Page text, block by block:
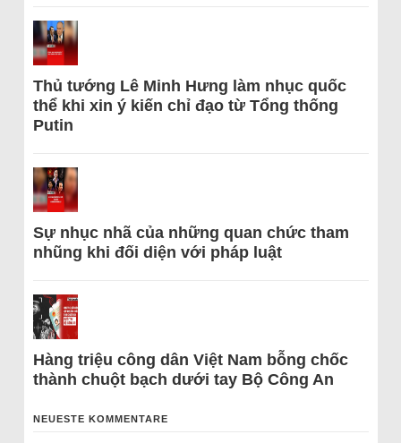
Thủ tướng Lê Minh Hưng làm nhục quốc
thể khi xin ý kiến chỉ đạo từ Tổng thống
Putin
Sự nhục nhã của những quan chức tham
nhũng khi đối diện với pháp luật
Hàng triệu công dân Việt Nam bỗng chốc
thành chuột bạch dưới tay Bộ Công An
NEUESTE KOMMENTARE